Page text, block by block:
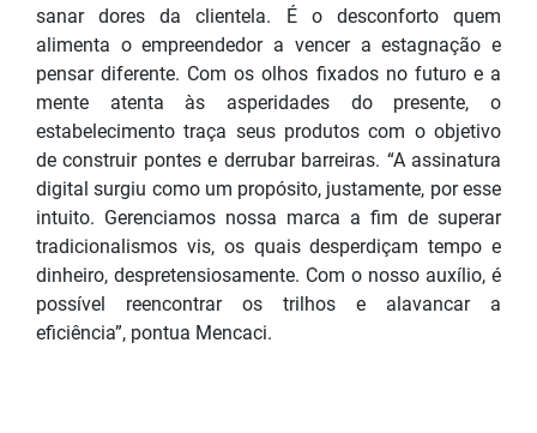
sanar dores da clientela. É o desconforto quem
alimenta o empreendedor a vencer a estagnação e
pensar diferente. Com os olhos fixados no futuro e a
mente atenta às asperidades do presente, o
estabelecimento traça seus produtos com o objetivo
de construir pontes e derrubar barreiras. “A assinatura
digital surgiu como um propósito, justamente, por esse
intuito. Gerenciamos nossa marca a fim de superar
tradicionalismos vis, os quais desperdiçam tempo e
dinheiro, despretensiosamente. Com o nosso auxílio, é
possível reencontrar os trilhos e alavancar a
eficiência”, pontua Mencaci.